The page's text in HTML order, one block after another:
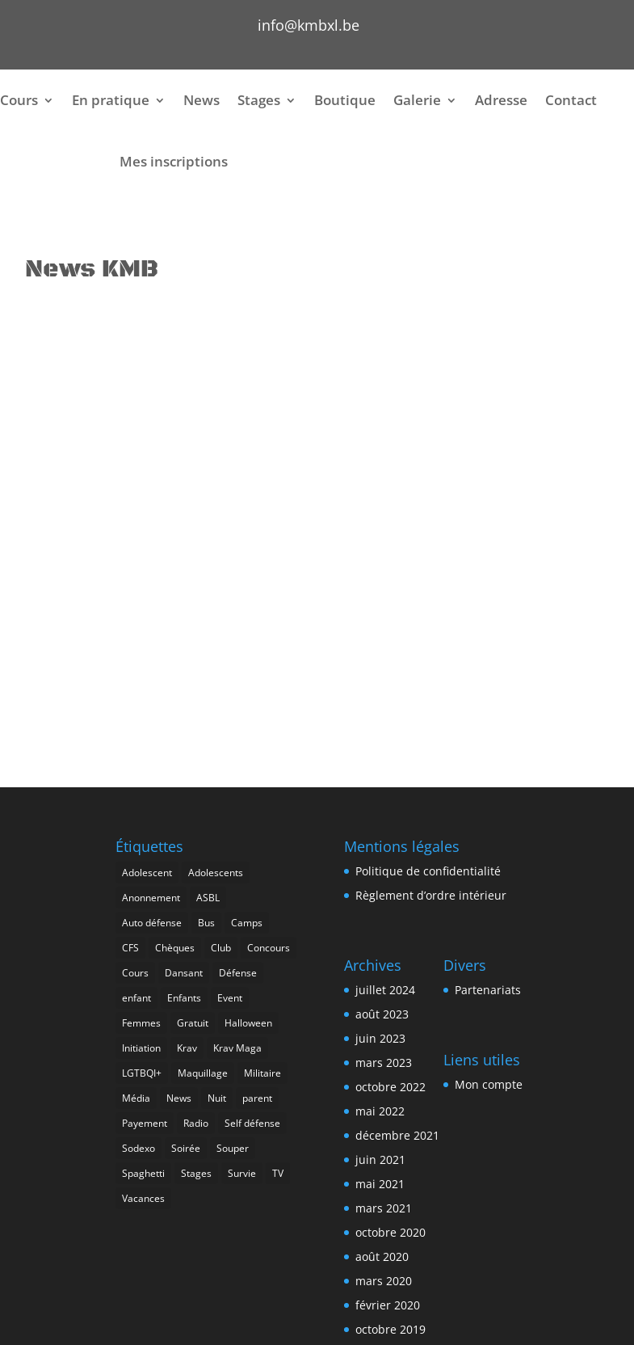
info@kmbxl.be
Cours En pratique News Stages Boutique Galerie Adresse Contact
Mes inscriptions
News KMB
Étiquettes
Adolescent
Adolescents
Anonnement
ASBL
Auto défense
Bus
Camps
CFS
Chèques Club
Concours
Cours
Dansant
Défense
enfant
Enfants
Event
Femmes
Gratuit
Halloween
Initiation
Krav
Krav Maga
LGTBQI+
Maquillage
Militaire
Média
News Nuit
parent
Payement
Radio
Self défense
Sodexo
Soirée
Souper
Spaghetti
Stages Survie
TV
Vacances
Mentions légales
Politique de confidentialité
Règlement d’ordre intérieur
Archives
juillet 2024
août 2023
juin 2023
mars 2023
octobre 2022
mai 2022
décembre 2021
juin 2021
mai 2021
mars 2021
octobre 2020
août 2020
mars 2020
février 2020
octobre 2019
Divers
Partenariats
Liens utiles
Mon compte